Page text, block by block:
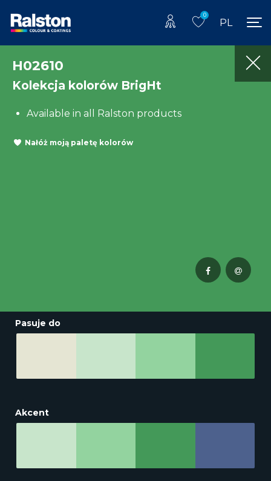
0
PL
H02610
Kolekcja kolorów BrigHt
Available in all Ralston products
Nałóż moją paletę kolorów
Pasuje do
Akcent